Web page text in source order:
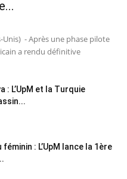
Unis) - Après une phase pilote
a rendu définitive
: L’UpM et la Turquie
: L’UpM lance la 1ère